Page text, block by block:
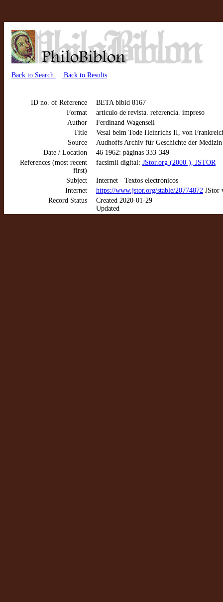
Back to Search Back to Results
ID no. of Reference
BETA bibid 8167
Format
artículo de revista. referencia. impreso
Author
Ferdinand Wagenseil
Title
Vesal beim Tode Heinrichs II, von
Source
Audhoffs Archiv für Geschichte der Medizin
Date / Location
46 1962: páginas 333-349
References (most recent
first)
facsimil digital: JStor.org (2000-), JSTOR
Subject
Internet - Textos electrónicos
Internet
https://www.jstor.org/stable/20774872 JStor
Record Status
Created 2020-01-29
Updated